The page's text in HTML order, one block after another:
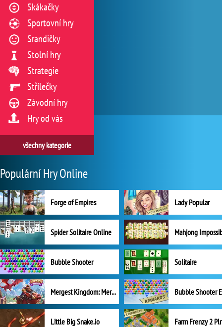
Skákačky
Sportovní hry
Srandičky
Stolní hry
Strategie
Střílečky
Závodní hry
Hry od vás
všechny kategorie
Populární Hry Online
Forge of Empires Lady Popular
Spider Solitaire Online Mahjong
Bubble Shooter Solitaire
Mergest Kingdom: Merge Puzzle
Little Big Snake.io